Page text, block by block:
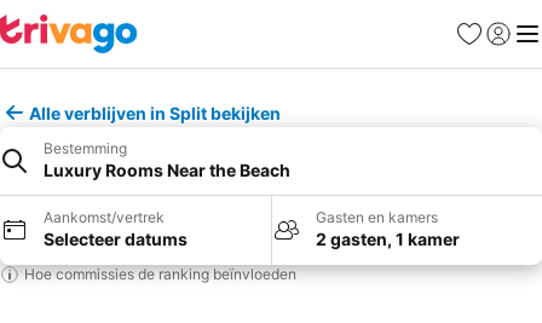
Favorieten
Alle verblijven in Split bekijken
Bestemming
Luxury Rooms Near the Beach
Aankomst/vertrek
Selecteer datums
Gasten en kamers
2 gasten, 1 kamer
Hoe commissies de ranking beïnvloeden